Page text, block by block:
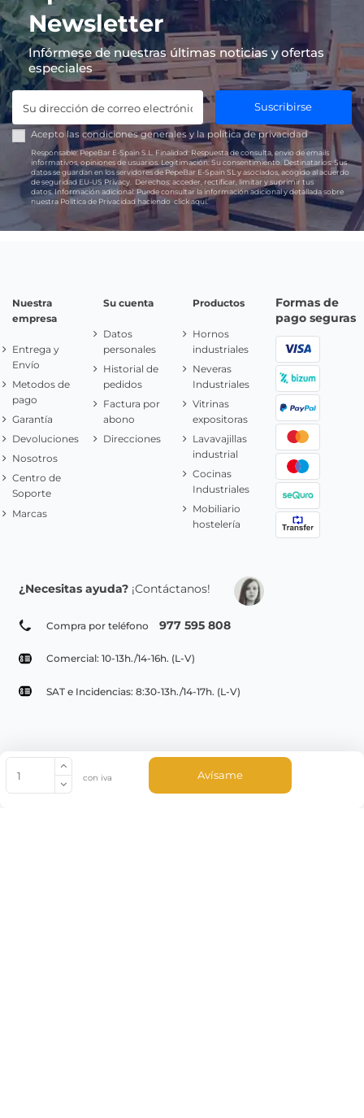
con iva Avísame
Newsletter
Infórmese de nuestras últimas noticias y ofertas
especiales
Suscribirse
Acepto las condiciones generales y lapolítica de privacidad
Responsable:PepeBar E-Spain S.L. Finalidad: Respuesta de consulta, envío de emails
informativos, opiniones de usuarios. Legitimación: Su consentimiento. Destinatarios:Sus
datos se guardan en los servidores de PepeBar E-Spain SL y asociados, acogido al acuerdo
de seguridad EU-US Privacy.
Derechos: acceder, rectificar, limitar y suprimir tus
datos.Información adicional:Puede consultar la información adicional y detallada sobre
nuestra Política de Privacidad haciendoclick aquí.
Nuestra
empresa
Entrega y
Envío
Metodos de
pago
Garantía
Devoluciones
Nosotros
Centro de
Soporte
Marcas
Su cuenta
Datos
personales
Historial de
pedidos
Factura por
abono
Direcciones
Productos
Hornos
industriales
Neveras
Industriales
Vitrinas
expositoras
Lavavajillas
industrial
Cocinas
Industriales
Mobiliario
hostelería
Formas de
pago seguras
¿Necesitas ayuda? ¡Contáctanos!
Compra por teléfono 977 595 808
Comercial: 10-13h./14-16h. (L-V)
SAT e Incidencias: 8:30-13h./14-17h. (L-V)
© Copyright 2022 PepeBar.com |
Aviso legal y
Condiciones generales de compra |
Blog